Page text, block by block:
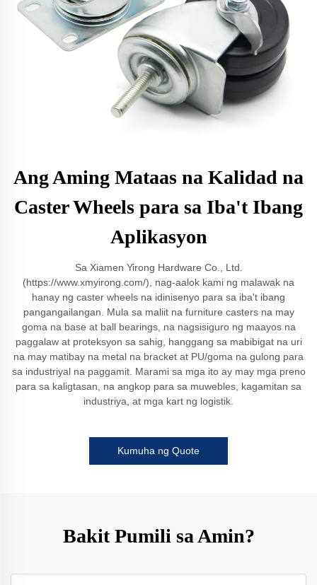
Ang Aming Mataas na Kalidad na
Caster Wheels para sa Iba't Ibang
Aplikasyon
Sa Xiamen Yirong Hardware Co., Ltd.
(https://www.xmyirong.com/), nag-aalok kami ng malawak na
hanay ng caster wheels na idinisenyo para sa iba't ibang
pangangailangan. Mula sa maliit na furniture casters na may
goma na base at ball bearings, na nagsisiguro ng maayos na
paggalaw at proteksyon sa sahig, hanggang sa mabibigat na uri
na may matibay na metal na bracket at PU/goma na gulong para
sa industriyal na paggamit. Marami sa mga ito ay may mga preno
para sa kaligtasan, na angkop para sa muwebles, kagamitan sa
industriya, at mga kart ng logistik.
Kumuha ng Quote
Bakit Pumili sa Amin?